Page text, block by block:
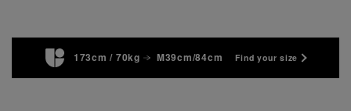
173cm / 70kg M39cm/84cm Find your size